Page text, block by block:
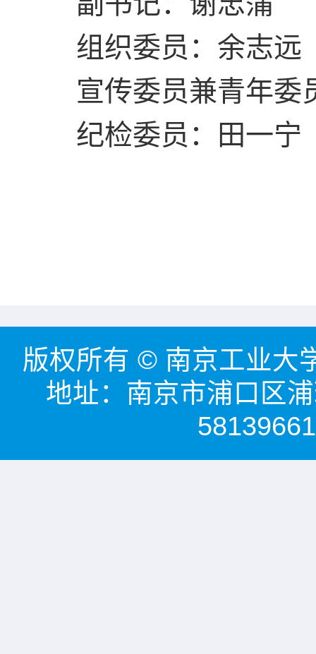
组织委员：余志远
宣传委员兼青年委
纪检委员：田一宁
版权所有 © 南京工业大
地址：南京市浦口区